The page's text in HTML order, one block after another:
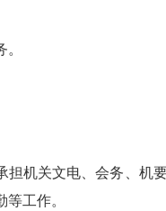
机关文电、会务、机
工作。